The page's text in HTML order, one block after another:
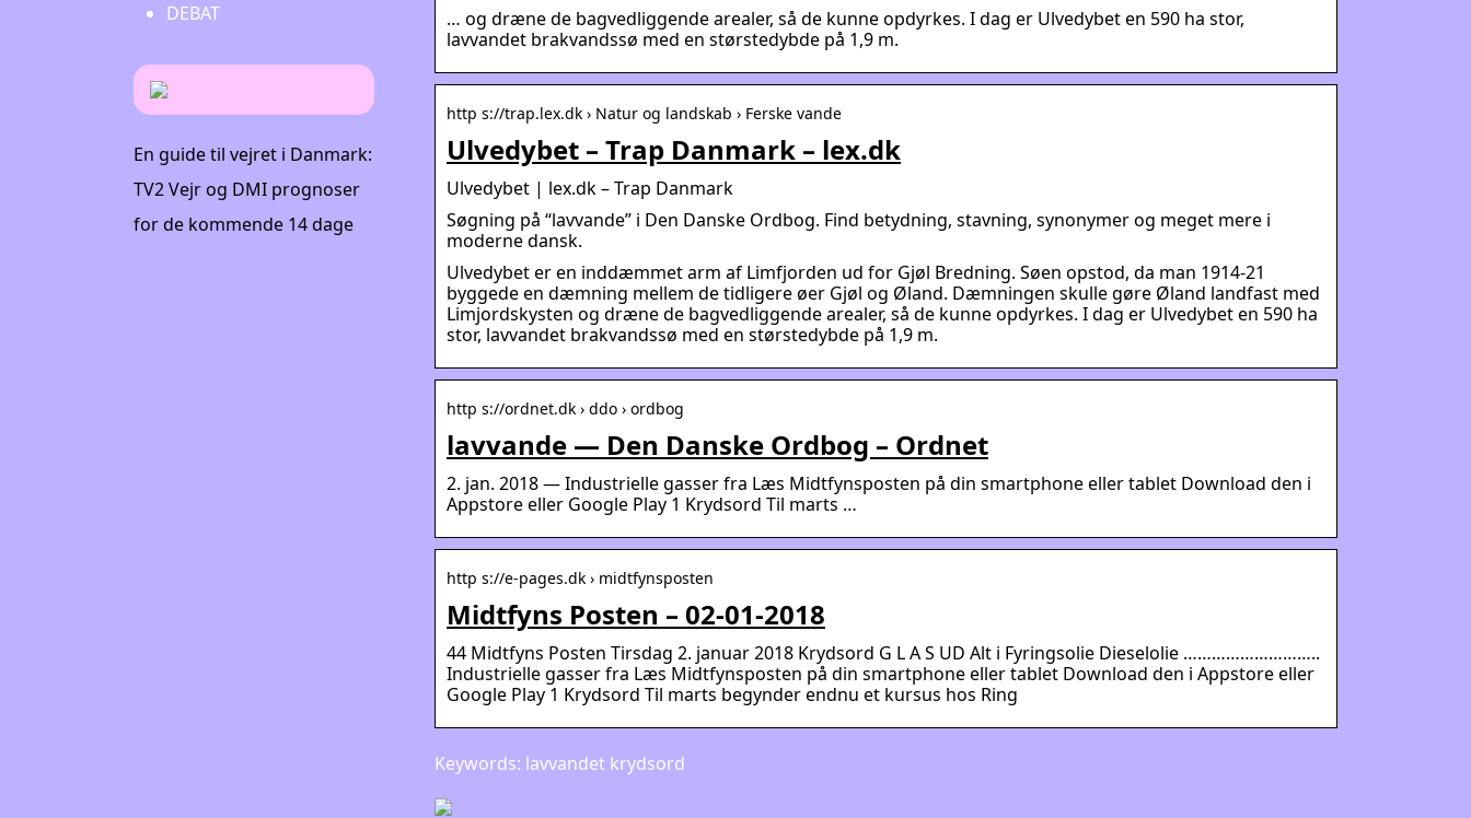
… og dræne de bagvedliggende arealer, så de kunne opdyrkes. I dag er Ulvedybet en 590 ha stor,
lavvandet brakvandssø med en størstedybde på 1,9 m.
http s://trap.lex.dk › Natur og landskab › Ferske vande
Ulvedybet – Trap Danmark – lex.dk
Ulvedybet | lex.dk – Trap Danmark
Søgning på “lavvande” i Den Danske Ordbog. Find betydning, stavning, synonymer og meget mere i
moderne dansk.
Ulvedybet er en inddæmmet arm af Limfjorden ud for Gjøl Bredning. Søen opstod, da man 1914-21
byggede en dæmning mellem de tidligere øer Gjøl og Øland. Dæmningen skulle gøre Øland landfast med
Limjordskysten og dræne de bagvedliggende arealer, så de kunne opdyrkes. I dag er Ulvedybet en 590 ha
stor, lavvandet brakvandssø med en størstedybde på 1,9 m.
http s://ordnet.dk › ddo › ordbog
lavvande — Den Danske Ordbog – Ordnet
2. jan. 2018 — Industrielle gasser fra Læs Midtfynsposten på din smartphone eller tablet Download den i
Appstore eller Google Play 1 Krydsord Til marts …
http s://e-pages.dk › midtfynsposten
Midtfyns Posten – 02-01-2018
44 Midtfyns Posten Tirsdag 2. januar 2018 Krydsord G L A S UD Alt i Fyringsolie Dieselolie ………………………..
Industrielle gasser fra Læs Midtfynsposten på din smartphone eller tablet Download den i Appstore eller
Google Play 1 Krydsord Til marts begynder endnu et kursus hos Ring
Keywords: lavvandet krydsord
DEBAT
En guide til vejret i Danmark:
TV2 Vejr og DMI prognoser
for de kommende 14 dage